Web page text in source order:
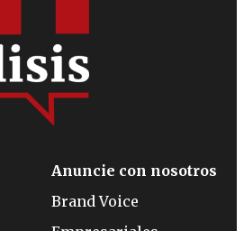
Anuncie con nosotros
Brand Voice